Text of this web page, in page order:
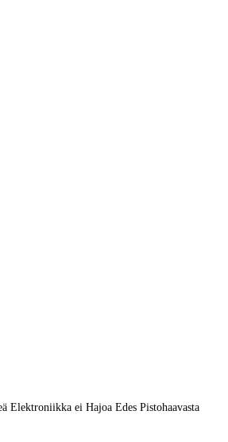
Elektroniikka ei Hajoa Edes Pistohaavasta